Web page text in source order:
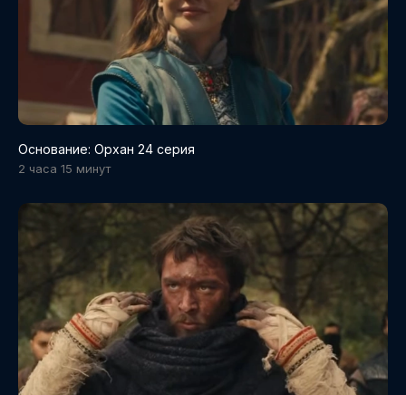
Основание: Орхан 24 серия
2 часа 15 минут